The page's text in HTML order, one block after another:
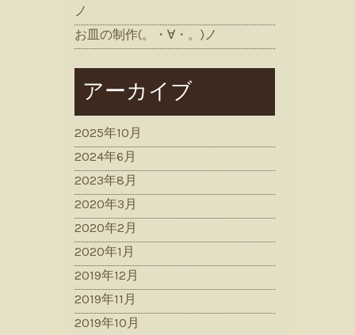
ノ
お皿の制作(。・∀・。)ノ
アーカイブ
2025年10月
2024年6月
2023年8月
2020年3月
2020年2月
2020年1月
2019年12月
2019年11月
2019年10月